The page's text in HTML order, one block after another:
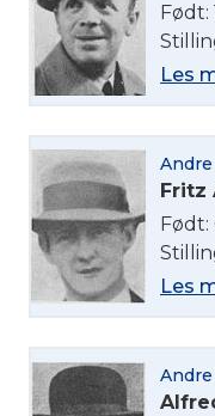
Født:
Les
Fritz
Født:
Les